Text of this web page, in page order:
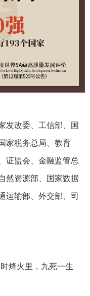
改委、工信部、国
家税务总局、教育
证监会、金融监管总
然资源部、国家数据
运输部、外交部、司
烽火里，九死一生